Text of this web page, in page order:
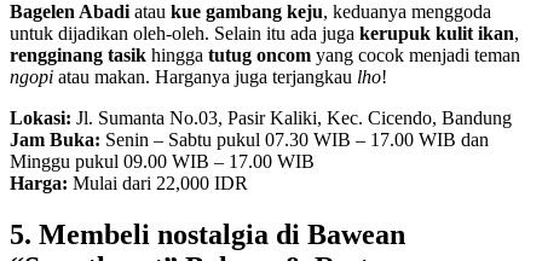
Bagelen Abadi atau kue gambang keju, keduanya menggoda
untuk dijadikan oleh-oleh. Selain itu ada juga kerupuk kulit ikan,
rengginang tasik hingga tutug oncom yang cocok menjadi teman
ngopi atau makan. Harganya juga terjangkau lho!
Lokasi: Jl. Sumanta No.03, Pasir Kaliki, Kec. Cicendo, Bandung
Jam Buka: Senin – Sabtu pukul 07.30 WIB – 17.00 WIB dan
Minggu pukul 09.00 WIB – 17.00 WIB
Harga: Mulai dari 22,000 IDR
5. Membeli nostalgia di Bawean